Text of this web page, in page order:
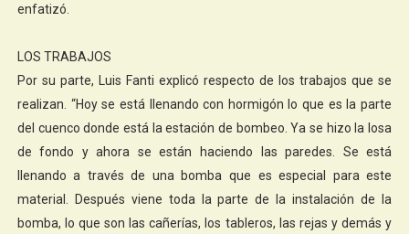
enfatizó.
LOS TRABAJOS
Por su parte, Luis Fanti explicó respecto de los trabajos que se
realizan. “Hoy se está llenando con hormigón lo que es la parte
del cuenco donde está la estación de bombeo. Ya se hizo la losa
de fondo y ahora se están haciendo las paredes. Se está
llenando a través de una bomba que es especial para este
material. Después viene toda la parte de la instalación de la
bomba, lo que son las cañerías, los tableros, las rejas y demás y